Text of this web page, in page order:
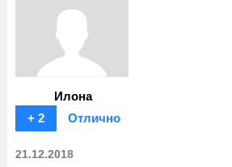
Илона
+ 2
Отлично
21.12.2018